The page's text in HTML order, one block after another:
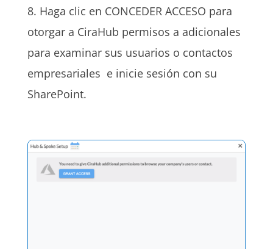
8. Haga clic en CONCEDER ACCESO para
otorgar a CiraHub permisos a adicionales
para examinar sus usuarios o contactos
empresariales e inicie sesión con su
SharePoint.